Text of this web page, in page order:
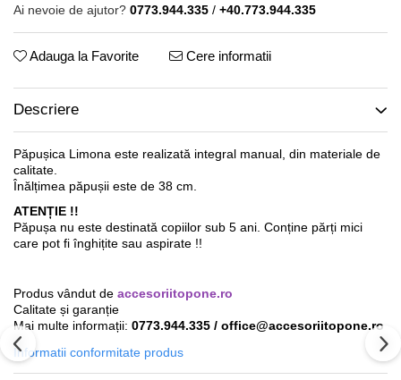
Ai nevoie de ajutor? 0773.944.335 / +40.773.944.335
Adauga la Favorite Cere informatii
Descriere
Păpușica Limona este realizată integral manual, din materiale de
calitate.
Înălțimea păpușii este de 38 cm.
ATENȚIE !!
Păpușa nu este destinată copiilor sub 5 ani. Conține părți mici
care pot fi înghițite sau aspirate !!
Produs vândut de accesoriitopone.ro
Calitate și garanție
Mai multe informații: 0773.944.335 / office@accesoriitopone.ro
Informatii conformitate produs